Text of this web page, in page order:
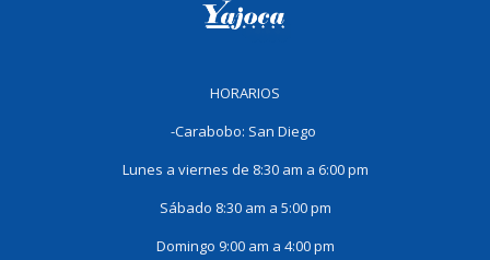
HORARIOS
-Carabobo: San Diego
Lunes a viernes de 8:30 am a 6:00 pm
Sábado 8:30 am a 5:00 pm
Domingo 9:00 am a 4:00 pm